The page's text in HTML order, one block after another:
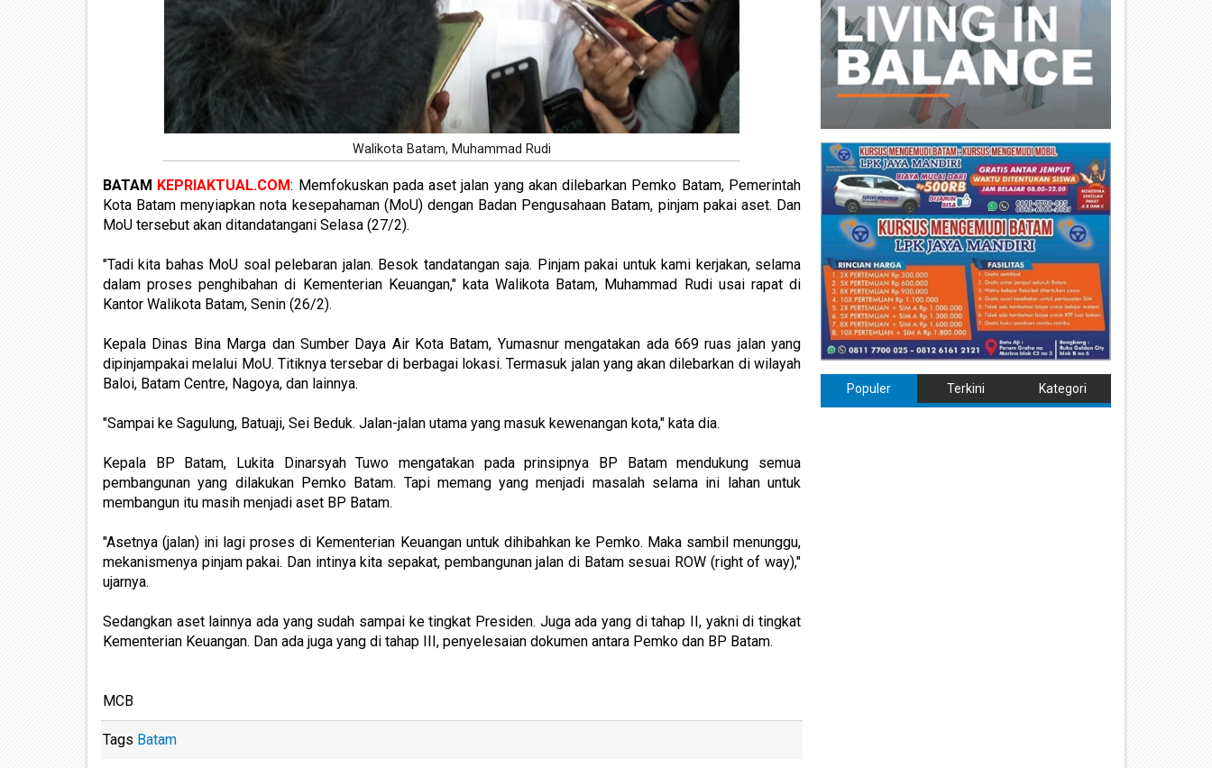
Walikota Batam, Muhammad Rudi
BATAM KEPRIAKTUAL.COM: Memfokuskan pada aset jalan yang akan dilebarkan Pemko Batam, Pemerintah
Kota Batam menyiapkan nota kesepahaman (MoU) dengan Badan Pengusahaan Batam, pinjam pakai aset. Dan
MoU tersebut akan ditandatangani Selasa (27/2).
"Tadi kita bahas MoU soal pelebaran jalan. Besok tandatangan saja. Pinjam pakai untuk kami kerjakan, selama
dalam proses penghibahan di Kementerian Keuangan," kata Walikota Batam, Muhammad Rudi usai rapat di
Kantor Walikota Batam, Senin (26/2).
Kepala Dinas Bina Marga dan Sumber Daya Air Kota Batam, Yumasnur mengatakan ada 669 ruas jalan yang
dipinjampakai melalui MoU. Titiknya tersebar di berbagai lokasi. Termasuk jalan yang akan dilebarkan di wilayah
Baloi, Batam Centre, Nagoya, dan lainnya.
"Sampai ke Sagulung, Batuaji, Sei Beduk. Jalan-jalan utama yang masuk kewenangan kota," kata dia.
Kepala BP Batam, Lukita Dinarsyah Tuwo mengatakan pada prinsipnya BP Batam mendukung semua
pembangunan yang dilakukan Pemko Batam. Tapi memang yang menjadi masalah selama ini lahan untuk
membangun itu masih menjadi aset BP Batam.
"Asetnya (jalan) ini lagi proses di Kementerian Keuangan untuk dihibahkan ke Pemko. Maka sambil menunggu,
mekanismenya pinjam pakai. Dan intinya kita sepakat, pembangunan jalan di Batam sesuai ROW (right of way),"
ujarnya.
Sedangkan aset lainnya ada yang sudah sampai ke tingkat Presiden. Juga ada yang di tahap II, yakni di tingkat
Kementerian Keuangan. Dan ada juga yang di tahap III, penyelesaian dokumen antara Pemko dan BP Batam.
MCB
Tags Batam
Populer Terkini Kategori